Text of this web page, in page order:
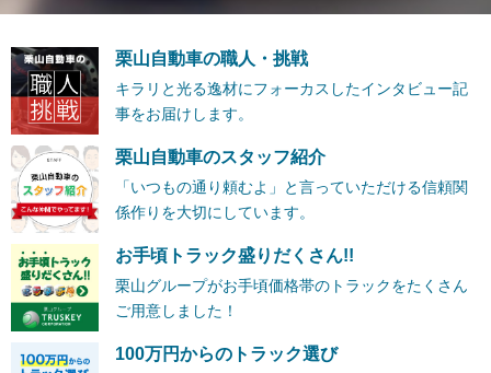
栗山自動車の職人・挑戦
キラリと光る逸材にフォーカスしたインタビュー記
事をお届けします。
栗山自動車のスタッフ紹介
「いつもの通り頼むよ」と言っていただける信頼関
係作りを大切にしています。
お手頃トラック盛りだくさん!!
栗山グループがお手頃価格帯のトラックをたくさん
ご用意しました！
100万円からのトラック選び